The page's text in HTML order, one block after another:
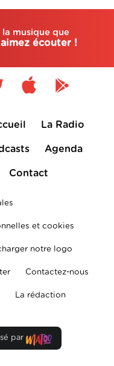
la musique que
écouter !
La Radio
Agenda
Contact
et cookies
notre logo
Contactez-nous
La rédaction
par